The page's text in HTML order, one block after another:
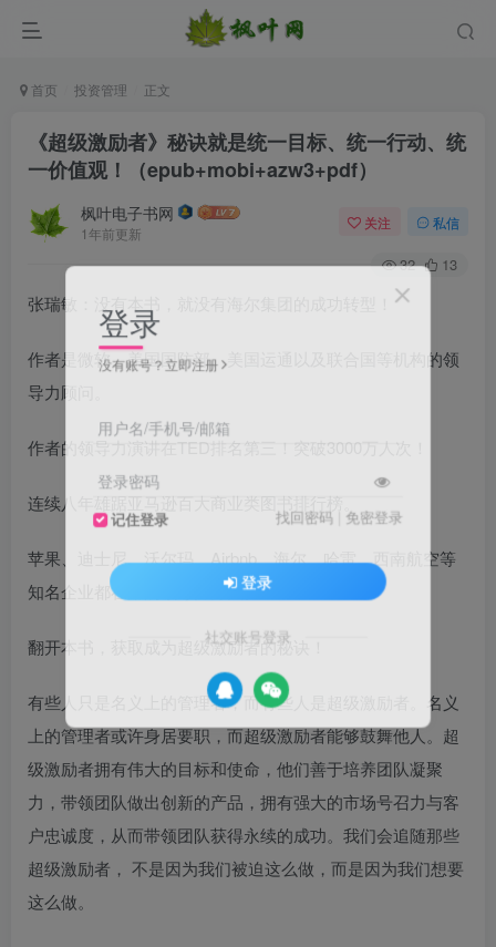
首页 投资管理 正文
《超级激励者》秘诀就是统一目标、统一行动、统
一价值观！（epub+mobi+azw3+pdf）
枫叶电子书网
1年前更新
关注 私信
32 13
张瑞敏：没有本书，就没有海尔集团的成功转型！
作者是微软、美国国防部、美国运通以及联合国等机构的领
导力顾问。
作者的领导力演讲在TED排名第三！突破3000万人次！
连续八年雄踞亚马逊百大商业类图书排行榜。
苹果、迪士尼、沃尔玛、Airbnb、海尔、哈雷、西南航空等
知名企业都在用的领导力方法。
翻开本书，获取成为超级激励者的秘诀！
有些人只是名义上的管理者，而有些人是超级激励者。名义
上的管理者或许身居要职，而超级激励者能够鼓舞他人。超
级激励者拥有伟大的目标和使命，他们善于培养团队凝聚
力，带领团队做出创新的产品，拥有强大的市场号召力与客
户忠诚度，从而带领团队获得永续的成功。我们会追随那些
超级激励者， 不是因为我们被迫这么做，而是因为我们想要
这么做。
登录
没有账号？立即注册
用户名/手机号/邮箱
登录密码
记住登录 找回密码 免密登录
登录
社交账号登录